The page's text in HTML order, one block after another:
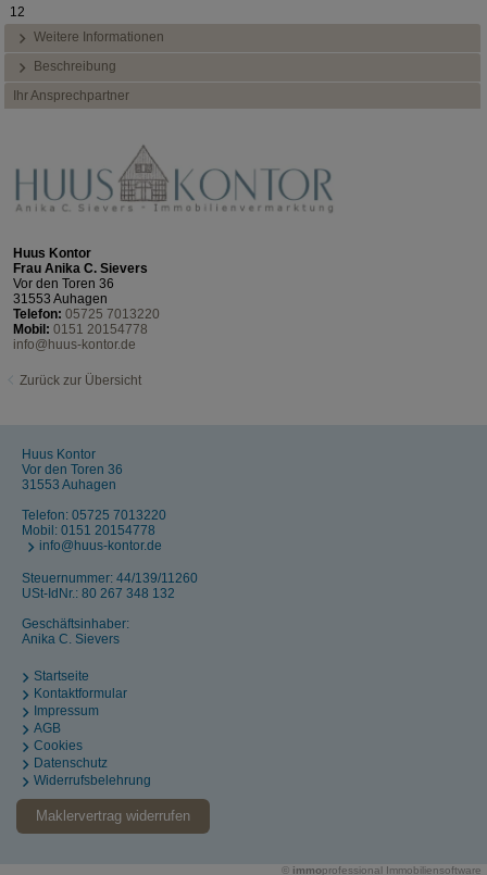
12
Weitere Informationen
Beschreibung
Ihr Ansprechpartner
Huus Kontor
Frau Anika C. Sievers
Vor den Toren 36
31553 Auhagen
Telefon: 05725 7013220
Mobil: 0151 20154778
info@huus-kontor.de
Zurück zur Übersicht
Huus Kontor
Vor den Toren 36
31553 Auhagen
Telefon: 05725 7013220
Mobil: 0151 20154778
info@huus-kontor.de
Steuernummer: 44/139/11260
USt-IdNr.: 80 267 348 132
Geschäftsinhaber:
Anika C. Sievers
Startseite
Kontaktformular
Impressum
AGB
Cookies
Datenschutz
Widerrufsbelehrung
Maklervertrag widerrufen
© immoprofessional Immobiliensoftware